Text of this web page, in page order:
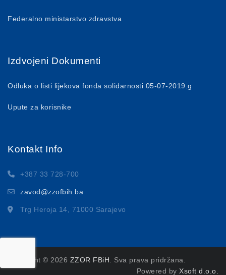
Federalno ministarstvo zdravstva
Izdvojeni Dokumenti
Odluka o listi lijekova fonda solidarnosti 05-07-2019.g
Upute za korisnike
Kontakt Info
+387 33 728-700
zavod@zzofbih.ba
Trg Heroja 14, 71000 Sarajevo
Copyright © 2026 ZZOR FBiH . Sva prava pridržana.
Powered by Xsoft d.o.o.